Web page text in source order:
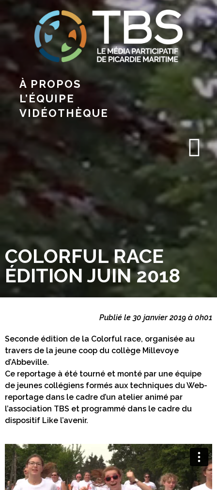
À PROPOS
L’ÉQUIPE
VIDÉOTHÈQUE
COLORFUL RACE
ÉDITION JUIN 2018
Publié le 30 janvier 2019 à 0h01
Seconde édition de la Colorful race, organisée au
travers de la jeune coop du collège Millevoye
d’Abbeville.
Ce reportage à été tourné et monté par une équipe
de jeunes collégiens formés aux techniques du Web-
reportage dans le cadre d’un atelier animé par
l’association TBS et programmé dans le cadre du
dispositif Like l’avenir.